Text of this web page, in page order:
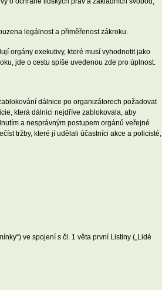
legálnost a přiměřenost zákroku.
orgány exekutivy, které musí vyhodnotit jako
jde o cestu spíše uvedenou zde pro úplnost.
dálnice po organizátorech požadovat
která dálnici nejdříve zablokovala, aby
a nesprávným postupem orgánů veřejné
tržby, které jí udělali účastníci akce a policisté,
ve spojení s čl. 1 věta první Listiny („Lidé